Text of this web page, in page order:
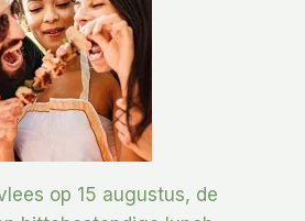
op 15 augustus, de